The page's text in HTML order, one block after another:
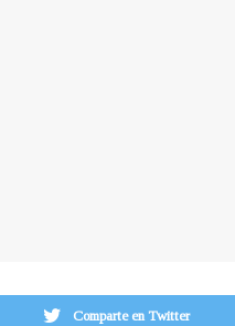
Comparte en Twitter